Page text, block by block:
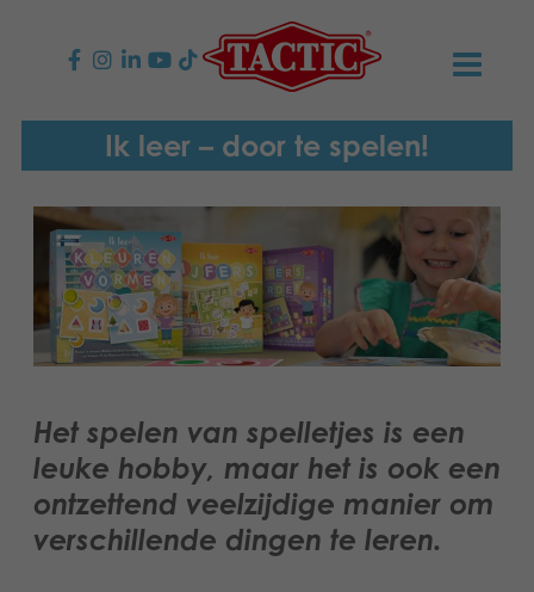
PRODUCTEN
Familiespellen
Volwassenspellen
Buitenspellen
Puzzels
TACTIC
Onze productbelofte
Ons verhaal
CONTACT
Links
Media
English
Suomi
Dansk
Ik leer – door te spelen!
Het spelen van spelletjes is een
leuke hobby, maar het is ook een
ontzettend veelzijdige manier om
verschillende dingen te leren.